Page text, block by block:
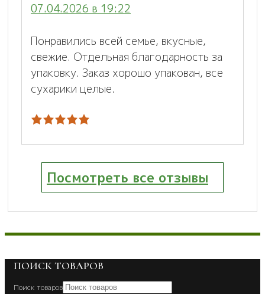
07.04.2026 в 19:22
Понравились всей семье, вкусные,
свежие. Отдельная благодарность за
упаковку. Заказ хорошо упакован, все
сухарики целые.
Посмотреть все отзывы
ПОИСК ТОВАРОВ
Поиск товаров